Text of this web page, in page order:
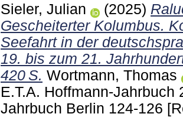
Sieler, Julian
(2025)
Gescheiterter Kolumbus.
Seefahrt in der
19. bis zum 21.
420 S. Wortmann, Thomas
E.T.A. Hoffmann-Jahrbuch
Jahrbuch Berlin 124-126